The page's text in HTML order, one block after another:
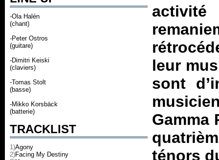
-Ola Halén
(chant)
-Peter Ostros
(guitare)
-Dimitri Keiski
(claviers)
-Tomas Stolt
(basse)
-Mikko Korsbäck
(batterie)
TRACKLIST
1)Agony
2)Facing My Destiny
leur
sont
Gamma
ténors